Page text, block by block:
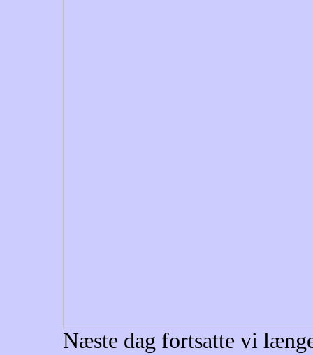
Næste dag fortsatte vi